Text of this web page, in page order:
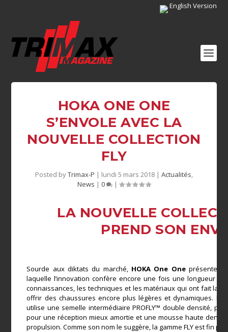
English Version
HOKA ONE ONE
S’ENVOLE AVEC LA
NOUVELLE COLLECTION
FLY
Posted byTrimax-P | lundi 5 mars 2018 | Actualités,
News | 0 |
LA NOUVELLE
PREND SON
Sourde aux diktats du marché, HOKA One Oneprésente
laquelle l’innovation confère encore une fois une longueur
connaissances, les techniques et les matériaux qui ont fait la
offrir des chaussures encore plus légères et dynamiques.
utilise une semelle intermédiaire PROFLY™ double densité,
pour une réception mieux amortie et une mousse haute
propulsion. Comme son nom le suggère, la gamme FLY est fin